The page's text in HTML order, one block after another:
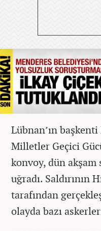
Lübnan’ın
Milletler Geçici
konvoy, dün akşam
uğradı.
tarafından
olayda bazı